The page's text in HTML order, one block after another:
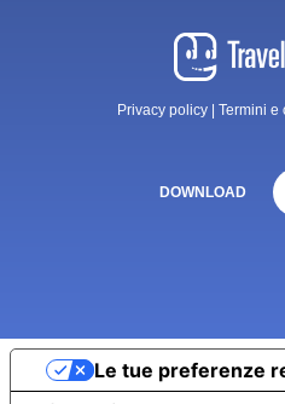
Privacy policy| Termini e
DOWNLOAD
Le tue preferenze